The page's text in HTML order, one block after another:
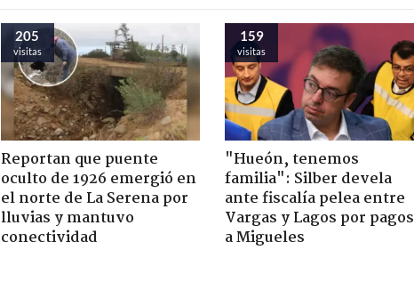
205
visitas
Reportan que puente
oculto de 1926 emergió en
el norte de La Serena por
lluvias y mantuvo
conectividad
159
visitas
"Hueón, tenemos
familia": Silber devela
ante fiscalía pelea entre
Vargas y Lagos por pagos
a Migueles